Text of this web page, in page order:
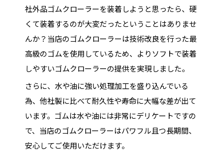
社外品ゴムクローラーを装着しようと思ったら、硬
くて装着するのが大変だったということはありませ
んか？当店のゴムクローラーは技術改良を行った最
高級のゴムを使用しているため、よりソフトで装着
しやすいゴムクローラーの提供を実現しました。
さらに、水や油に強い処理加工を盛り込んでいる
為、他社製に比べて耐久性や寿命に大幅な差が出て
います。ゴムは水や油には非常にデリケートですの
で、当店のゴムクローラーはパワフル且つ長期間、
安心してご使用いただけます。